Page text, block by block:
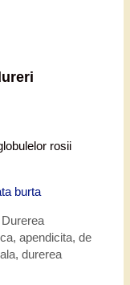
rosii
burta
Durerea
, apendicita, de
, durerea